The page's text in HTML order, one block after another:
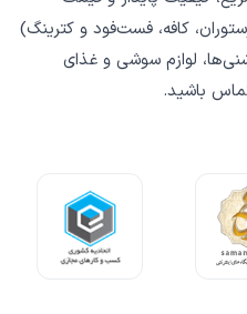
کافه، فست‌فود و کترینگ)
لوازم سوشی و غذای
باشید.